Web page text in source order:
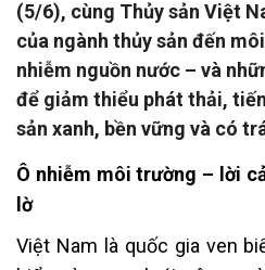
(5/6), cùng Thủy sản Việt
của ngành thủy sản đến
nhiễm nguồn nước – và
để giảm thiểu phát thải,
sản xanh, bền vững và có
Ô nhiễm môi trường – lời
lờ
Việt Nam là quốc gia ven